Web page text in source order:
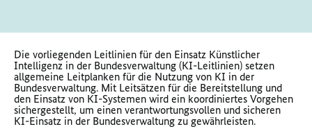
Die vorliegenden Leitlinien für den Einsatz Künstlicher
Intelligenz in der Bundesverwaltung (KI-Leitlinien) setzen
allgemeine Leitplanken für die Nutzung von KI in der
Bundesverwaltung. Mit Leitsätzen für die Bereitstellung und
den Einsatz von KI-Systemen wird ein koordiniertes Vorgehen
sichergestellt, um einen verantwortungsvollen und sicheren
KI-Einsatz in der Bundesverwaltung zu gewährleisten.